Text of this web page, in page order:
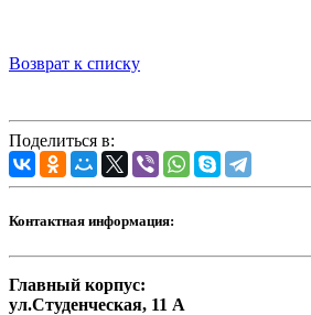
Возврат к списку
Поделиться в:
Контактная информация:
Главный корпус:
ул.Студенческая, 11 А